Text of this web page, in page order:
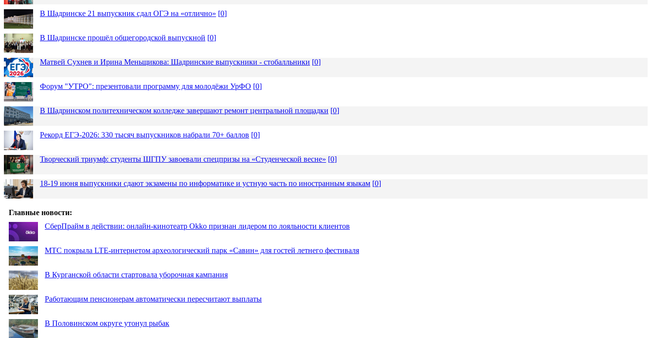
В Шадринске 21 выпускник сдал ОГЭ на «отлично» [0]
В Шадринске прошёл общегородской выпускной [0]
Матвей Сухнев и Ирина Меньщикова: Шадринские выпускники - стобалльники [0]
Форум "УТРО": презентовали программу для молодёжи УрФО [0]
В Шадринском политехническом колледже завершают ремонт центральной площадки [0]
Рекорд ЕГЭ-2026: 330 тысяч выпускников набрали 70+ баллов [0]
Творческий триумф: студенты ШГПУ завоевали спецпризы на «Студенческой весне» [0]
18-19 июня выпускники сдают экзамены по информатике и устную часть по иностранным языкам [0]
Главные новости:
СберПрайм в действии: онлайн-кинотеатр Okko признан лидером по лояльности клиентов
МТС покрыла LTE-интернетом археологический парк «Савин» для гостей летнего фестиваля
В Курганской области стартовала уборочная кампания
Работающим пенсионерам автоматически пересчитают выплаты
В Половинском округе утонул рыбак